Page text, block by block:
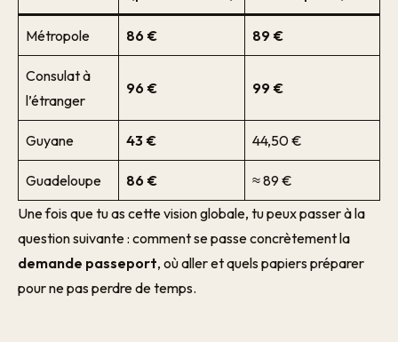
Métropole 86 € 89 €
Consulat à
l’étranger
96 € 99 €
Guyane 43 € 44,50 €
Guadeloupe 86 €
≈ 89 €
Une fois que tu as cette vision globale, tu peux passer à la
question suivante : comment se passe concrètement la
demande passeport, où aller et quels papiers préparer
pour ne pas perdre de temps.